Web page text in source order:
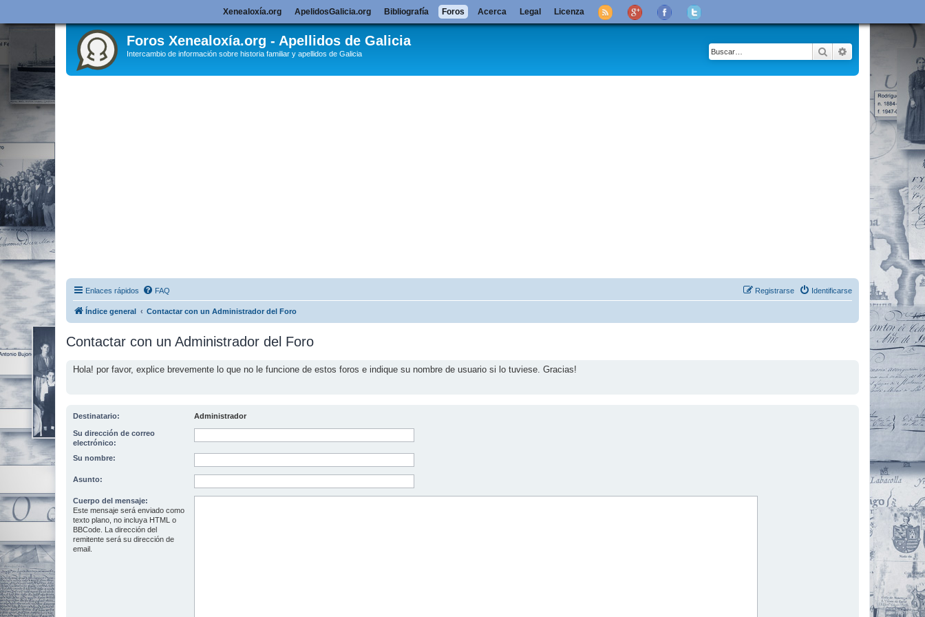
Foros Xenealoxía.org - Apellidos de Galicia
Intercambio de información sobre historia familiar y apellidos de Galicia Buscar Búsqueda
Enlaces rápidos FAQ Identificarse
Registrarse
Índice general Contactar con un Administrador del Foro
Contactar con un Administrador del Foro
Hola! por favor, explice brevemente lo que no le funcione de estos foros e indique su nombre de usuario si lo tuviese. Gracias!
Destinatario: Administrador
Su dirección de correo
electrónico:
Su nombre:
Asunto:
Cuerpo del mensaje:
Este mensaje será enviado como
texto plano, no incluya HTML o
BBCode. La dirección del
remitente será su dirección de
email.
Xenealoxía.org ApelidosGalicia.org Bibliografía Foros Acerca Legal Licenza